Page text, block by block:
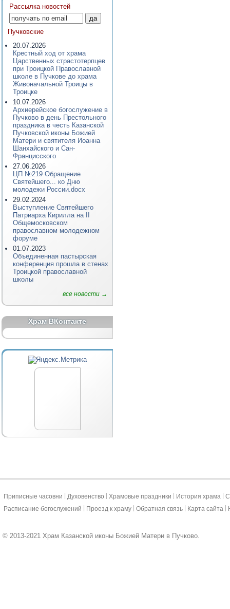
Рассылка новостей
Пучковские
20.07.2026
Крестный ход от храма
Царственных страстотерпцев
при Троицкой Православной
школе в Пучкове до храма
Живоначальной Троицы в
Троицке
10.07.2026
Архиерейское богослужение в
Пучково в день Престольного
праздника в честь Казанской
Пучковской иконы Божией
Матери и святителя Иоанна
Шанхайского и Сан-
Францисского
27.06.2026
ЦП №219 Обращение
Святейшего... ко Дню
молодежи России.docx
29.02.2024
Выступление Святейшего
Патриарха Кирилла на II
Общемосковском
православном молодежном
форуме
01.07.2023
Объединенная пастырская
конференция прошла в стенах
Троицкой православной
школы
все новости →
Храм ВКонтакте
Приписные часовни Духовенство Храмовые праздники История храма
Расписание богослужений
Проезд к храму Обратная связь Карта сайта
© 2013-2021 Храм Казанской иконы Божией Матери в Пучково.